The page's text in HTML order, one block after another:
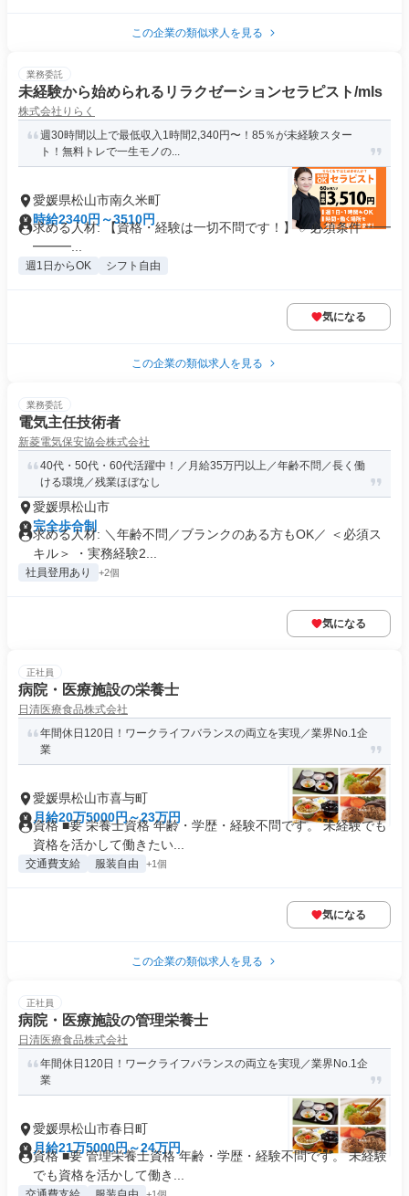
この企業の類似求人を見る
業務委託
未経験から始められるリラクゼーションセラピスト/mls
株式会社りらく
週30時間以上で最低収入1時間2,340円〜！85％が未経験スター
ト！無料トレで一生モノの...
愛媛県松山市南久米町
時給2340円～3510円
求める人材: 【資格・経験は一切不問です！】 ✅必須条件 ━━
━━━...
週1日からOK シフト自由
気になる
この企業の類似求人を見る
業務委託
電気主任技術者
新菱電気保安協会株式会社
40代・50代・60代活躍中！／月給35万円以上／年齢不問／長く働
ける環境／残業ほぼなし
愛媛県松山市
完全歩合制
求める人材: ＼年齢不問／ブランクのある方もOK／ ＜必須ス
キル＞ ・実務経験2...
社員登用あり +2個
気になる
正社員
病院・医療施設の栄養士
日清医療食品株式会社
年間休日120日！ワークライフバランスの両立を実現／業界No.1企
業
愛媛県松山市喜与町
月給20万5000円～23万円
資格 ■要 栄養士資格 年齢・学歴・経験不問です。 未経験でも
資格を活かして働きたい...
交通費支給 服装自由 +1個
気になる
この企業の類似求人を見る
正社員
病院・医療施設の管理栄養士
日清医療食品株式会社
年間休日120日！ワークライフバランスの両立を実現／業界No.1企
業
愛媛県松山市春日町
月給21万5000円～24万円
資格 ■要 管理栄養士資格 年齢・学歴・経験不問です。 未経験
でも資格を活かして働き...